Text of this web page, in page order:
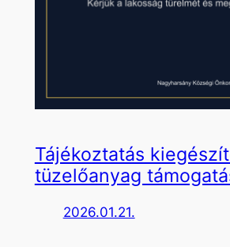
Tájékoztatás
tüzelőanyag
2026.01.21.